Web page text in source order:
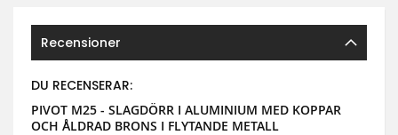
Recensioner
DU RECENSERAR:
PIVOT M25 - SLAGDÖRR I ALUMINIUM MED KOPPAR
OCH ÅLDRAD BRONS I FLYTANDE METALL